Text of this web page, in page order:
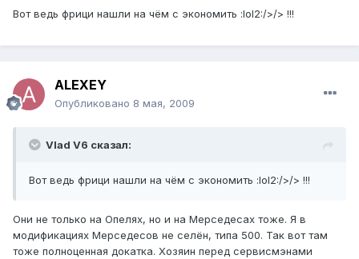
Вот ведь фрици нашли на чём с экономить :lol2:/>/> !!!
ALEXEY
Опубликовано 8 мая, 2009
Vlad V6 сказал:
Вот ведь фрици нашли на чём с экономить :lol2:/>/> !!!
Они не только на Опелях, но и на Мерседесах тоже. Я в
модификациях Мерседесов не селён, типа 500. Так вот там
тоже полноценная докатка. Хозяин перед сервисмэнами